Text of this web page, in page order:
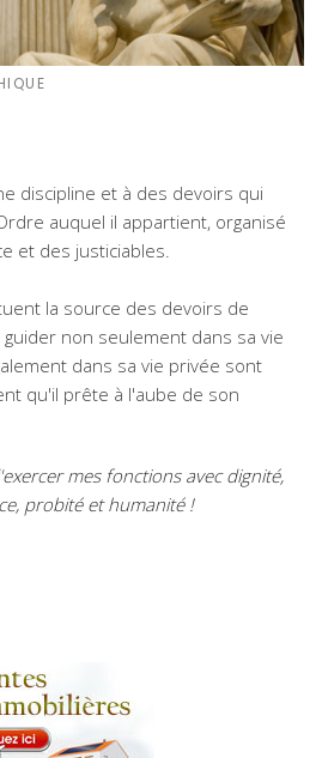
discipline et à des devoirs qui
auquel il appartient, organisé
et des justiciables.
la source des devoirs de
non seulement dans sa vie
dans sa vie privée sont
qu'il prête à l'aube de son
mes fonctions avec dignité,
probité et humanité !